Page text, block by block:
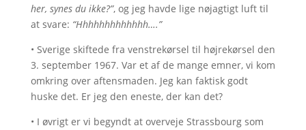
her, synes du ikke?”, og jeg havde lige nøjagtigt luft til
at svare: “Hhhhhhhhhhhhh….”
• Sverige skiftede fra venstrekørsel til højrekørsel den
3. september 1967. Var et af de mange emner, vi kom
omkring over aftensmaden. Jeg kan faktisk godt
huske det. Er jeg den eneste, der kan det?
• I øvrigt er vi begyndt at overveje Strassbourg som